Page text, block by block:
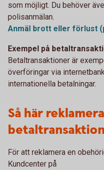
som möjligt. Du behöver
polisanmälan.
Anmäl brott eller förlust
Exempel på
Betaltransaktioner är
överföringar via
internationella betalningar.
Så här
betaltransaktion
För att reklamera en
Kundcenter på